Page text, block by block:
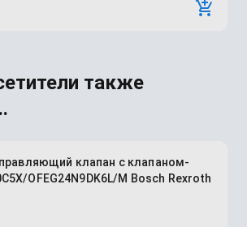
также
клапан с клапаном-
OFEG24N9DK6L/M Bosch Rexroth